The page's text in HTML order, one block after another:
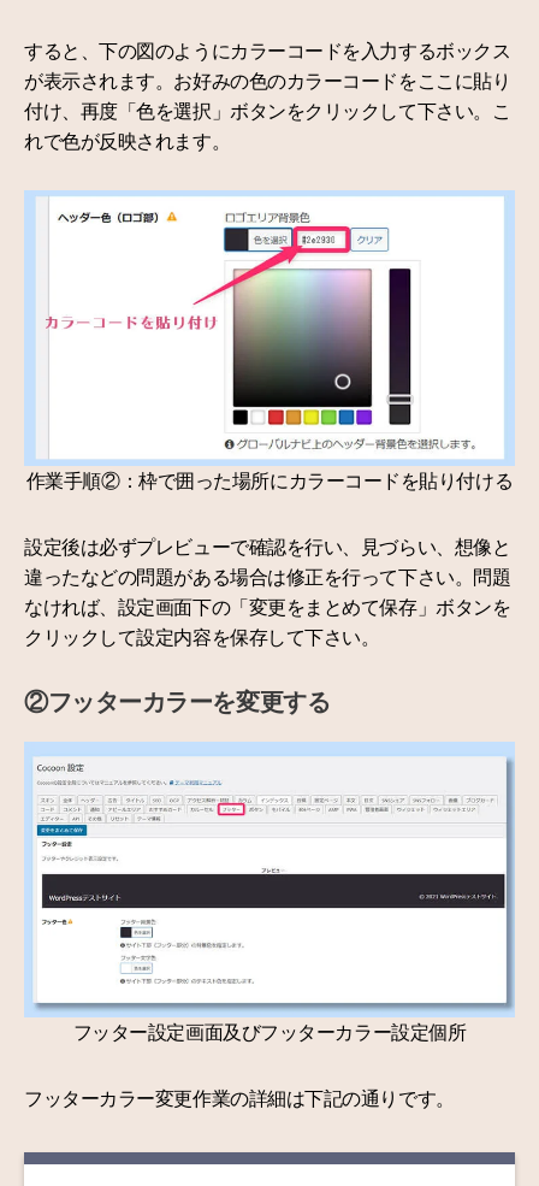
すると、下の図のようにカラーコードを入力するボックス
が表示されます。お好みの色のカラーコードをここに貼り
付け、再度「色を選択」ボタンをクリックして下さい。こ
れで色が反映されます。
作業手順②：枠で囲った場所にカラーコードを貼り付ける
設定後は必ずプレビューで確認を行い、見づらい、想像と
違ったなどの問題がある場合は修正を行って下さい。問題
なければ、設定画面下の「変更をまとめて保存」ボタンを
クリックして設定内容を保存して下さい。
②フッターカラーを変更する
フッター設定画面及びフッターカラー設定個所
フッターカラー変更作業の詳細は下記の通りです。